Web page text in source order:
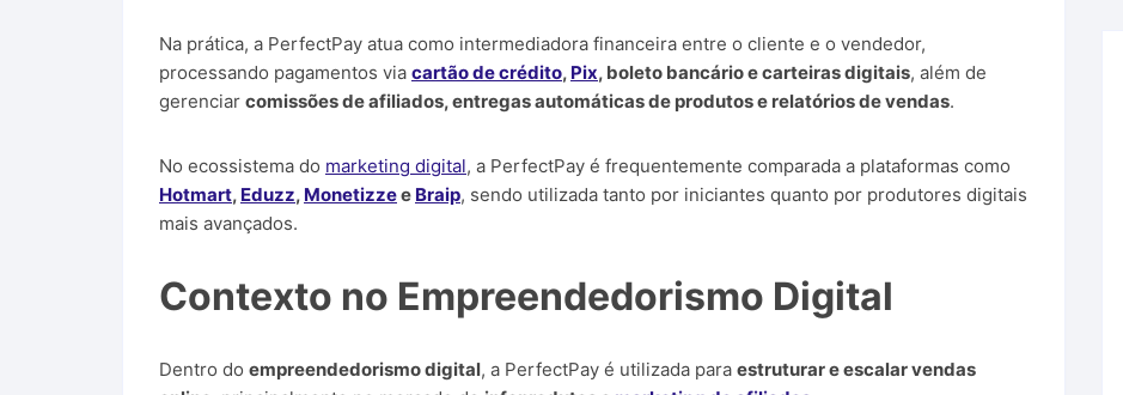
Na prática, a PerfectPay atua como intermediadora financeira entre o cliente e o vendedor,
processando pagamentos via cartão de crédito, Pix, boleto bancário e carteiras digitais, além de
gerenciar comissões de afiliados, entregas automáticas de produtos e relatórios de vendas.
No ecossistema do marketing digital, a PerfectPay é frequentemente comparada a plataformas como
Hotmart, Eduzz, Monetizzee Braip, sendo utilizada tanto por iniciantes quanto por produtores digitais
mais avançados.
Contexto no Empreendedorismo Digital
Dentro do empreendedorismo digital, a PerfectPay é utilizada para estruturar e escalar vendas